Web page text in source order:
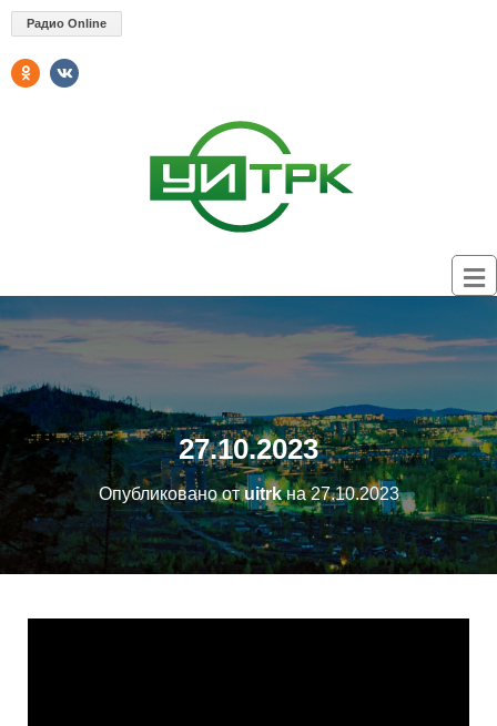
Радио Online
27.10.2023
Опубликовано отuitrkна27.10.2023